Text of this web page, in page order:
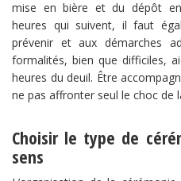
mise en bière et du dépôt
heures qui suivent, il faut
prévenir et aux démarches
formalités, bien que difficiles,
heures du deuil. Être
ne pas affronter seul le choc de
Choisir le type de
sens